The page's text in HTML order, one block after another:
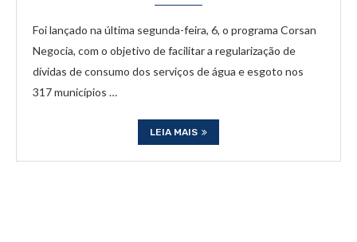
Foi lançado na última segunda-feira, 6, o programa Corsan
Negocia, com o objetivo de facilitar a regularização de
dívidas de consumo dos serviços de água e esgoto nos
317 municípios …
LEIA MAIS